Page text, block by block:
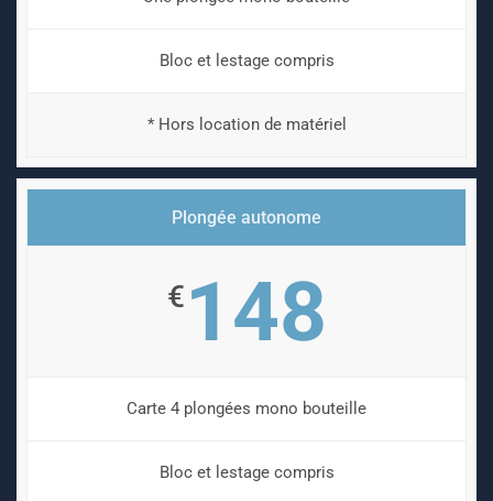
Bloc et lestage compris
* Hors location de matériel
Plongée autonome
€ 148
Carte 4 plongées mono bouteille
Bloc et lestage compris